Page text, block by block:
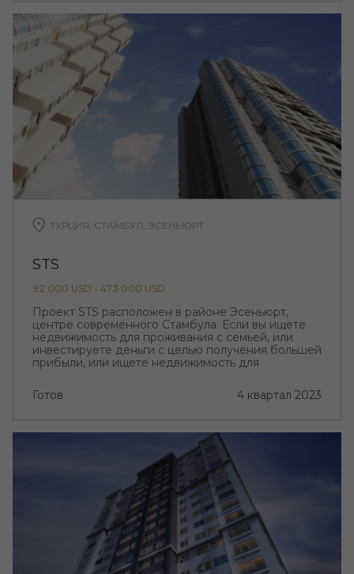
ТУРЦИЯ, СТАМБУЛ, ЭСЕНЬЮРТ
STS
92 000 USD - 473 000 USD
Проект STS расположен в районе Эсеньюрт,
центре современного Стамбула. Если вы ищете
недвижимость для проживания с семьей, или
инвестируете деньги с целью получения большей
прибыли, или ищете недвижимость для
по адресу.
Готов 4 квартал 2023